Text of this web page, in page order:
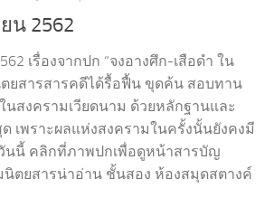
น 2562
เรื่องจากปก “จงอางศึก-เสือดำ ใน
ยสารสารคดีได้รื้อฟื้น ขุดค้น สอบทาน
นสงครามเวียดนาม ด้วยหลักฐานและ
เพราะผลแห่งสงครามในครั้งนั้นยังคงมี
นนี้ คลิกที่ภาพปกเพื่อดูหน้าสารบัญ
ตยสารน่าอ่าน ชั้นสอง ห้องสมุดสตางค์